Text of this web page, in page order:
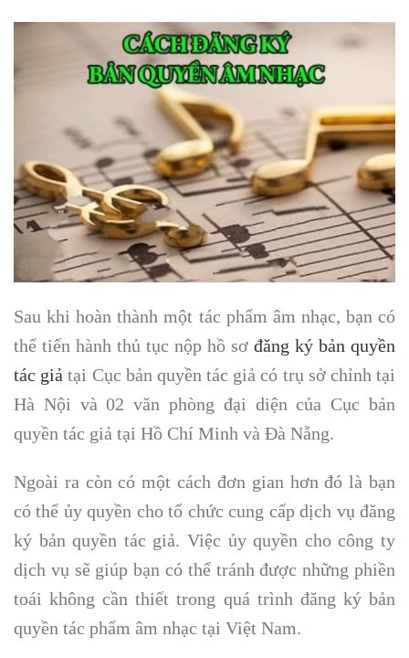
Sau khi hoàn thành một tác phẩm âm nhạc, bạn có
thể tiến hành thủ tục nộp hồ sơ đăng ký bản quyền
tác giả tại Cục bản quyền tác giả có trụ sở chỉnh tại
Hà Nội và 02 văn phòng đại diện của Cục bản
quyền tác giả tại Hồ Chí Minh và Đà Nẵng.
Ngoài ra còn có một cách đơn gian hơn đó là bạn
có thể ủy quyền cho tổ chức cung cấp dịch vụ đăng
ký bản quyền tác giả. Việc ủy quyền cho công ty
dịch vụ sẽ giúp bạn có thể tránh được những phiền
toái không cần thiết trong quá trình đăng ký bản
quyền tác phẩm âm nhạc tại Việt Nam.